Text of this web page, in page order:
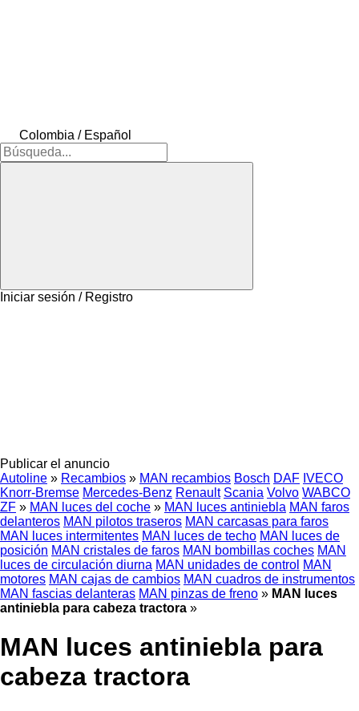
Colombia / Español
Iniciar sesión / Registro
Publicar el anuncio
Autoline » Recambios » MAN recambios Bosch DAF IVECO
Knorr-Bremse Mercedes-Benz Renault Scania Volvo WABCO
ZF » MAN luces del coche » MAN luces antiniebla MAN faros
delanteros MAN pilotos traseros MAN carcasas para faros
MAN luces intermitentes MAN luces de techo MAN luces de
posición MAN cristales de faros MAN bombillas coches MAN
luces de circulación diurna MAN unidades de control MAN
motores MAN cajas de cambios MAN cuadros de instrumentos
MAN fascias delanteras MAN pinzas de freno » MAN luces
antiniebla para cabeza tractora »
MAN luces antiniebla para
cabeza tractora